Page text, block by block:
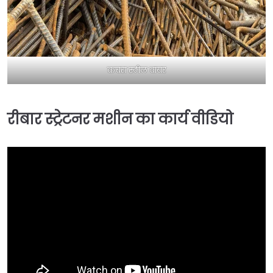
कचरा स्टील वायर
रीबार स्ट्रेटनर मशीन का कार्य वीडियो